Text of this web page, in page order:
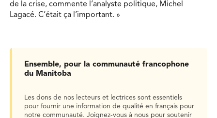
de la crise, commente l’analyste politique, Michel
Lagacé. C’était ça l’important. »
Ensemble, pour la communauté francophone
du Manitoba
Les dons de nos lecteurs et lectrices sont essentiels
pour fournir une information de qualité en français pour
notre communauté. Joignez-vous à nous pour soutenir